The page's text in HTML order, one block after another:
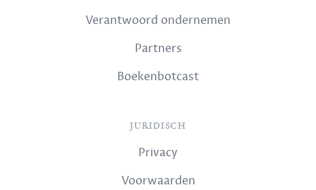
Verantwoord ondernemen
Partners
Boekenbotcast
JURIDISCH
Privacy
Voorwaarden